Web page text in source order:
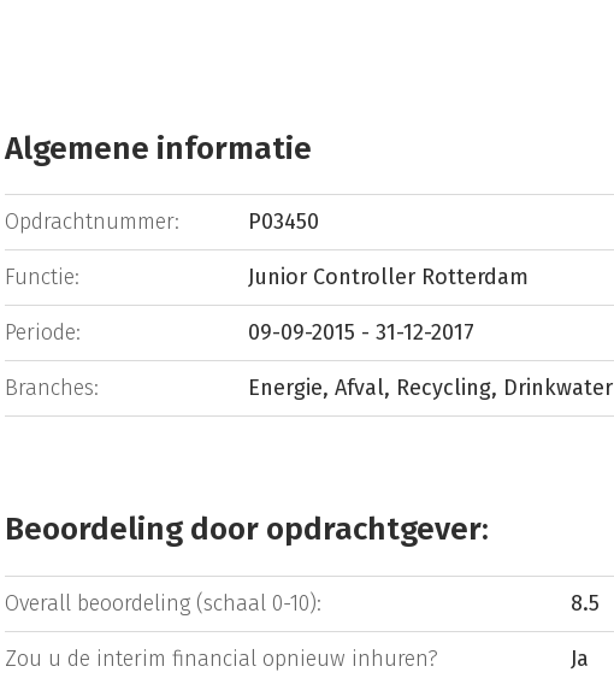
Algemene informatie
Opdrachtnummer: P03450
Functie: Junior Controller Rotterdam
Periode: 09-09-2015 - 31-12-2017
Branches: Energie, Afval, Recycling, Drinkwater
Beoordeling door opdrachtgever:
Overall beoordeling (schaal 0-10): 8.5
Zou u de interim financial opnieuw inhuren? Ja